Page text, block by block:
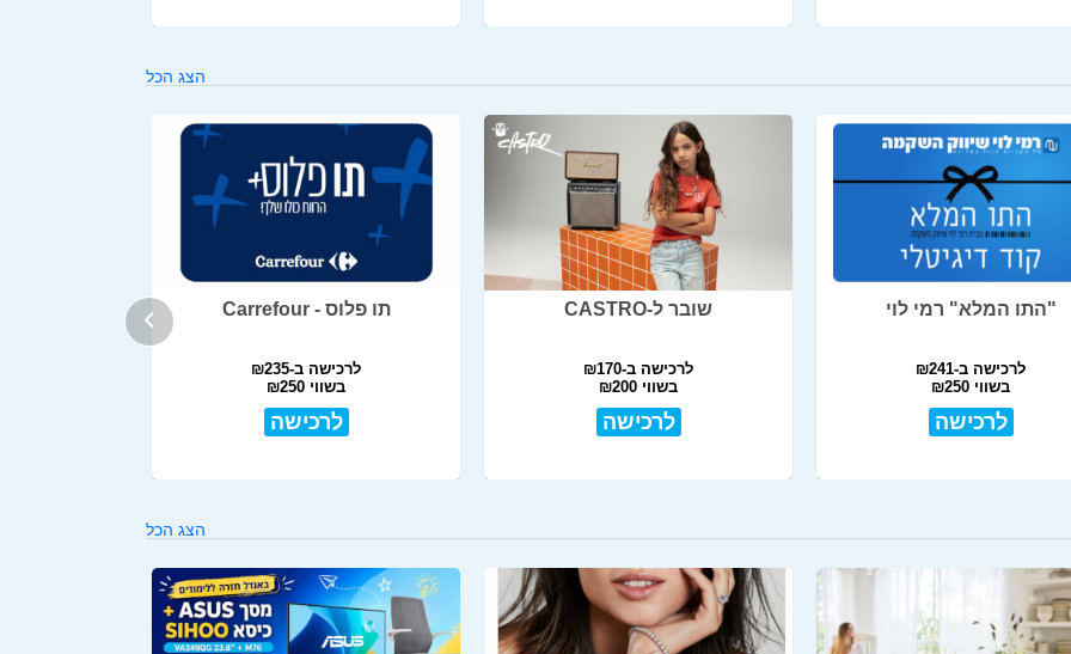
הצג הכל
תו פלוס - Carrefour
לרכישה ב-₪235
בשווי ₪250
לרכישה
שובר ל-CASTRO
לרכישה ב-₪170
בשווי ₪200
לרכישה
"התו המלא" רמי לוי
לרכישה ב-₪241
בשווי ₪250
לרכישה
הצג הכל